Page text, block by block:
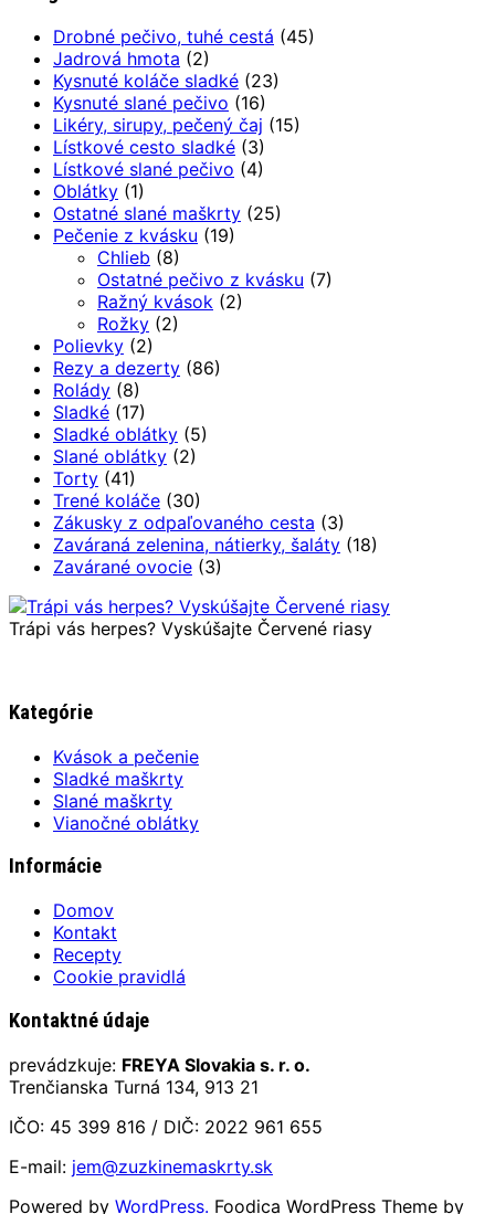
Drobné pečivo, tuhé cestá (45)
Jadrová hmota (2)
Kysnuté koláče sladké (23)
Kysnuté slané pečivo (16)
Likéry, sirupy, pečený čaj (15)
Lístkové cesto sladké (3)
Lístkové slané pečivo (4)
Oblátky (1)
Ostatné slané maškrty (25)
Pečenie z kvásku (19)
Chlieb (8)
Ostatné pečivo z kvásku (7)
Ražný kvások (2)
Rožky (2)
Polievky (2)
Rezy a dezerty (86)
Rolády (8)
Sladké (17)
Sladké oblátky (5)
Slané oblátky (2)
Torty (41)
Trené koláče (30)
Zákusky z odpaľovaného cesta (3)
Zaváraná zelenina, nátierky, šaláty (18)
Zavárané ovocie (3)
Trápi vás herpes? Vyskúšajte Červené riasy
Kategórie
Kvások a pečenie
Sladké maškrty
Slané maškrty
Vianočné oblátky
Informácie
Domov
Kontakt
Recepty
Cookie pravidlá
Kontaktné údaje
prevádzkuje: FREYA Slovakia s. r. o.
Trenčianska Turná 134, 913 21
IČO: 45 399 816 / DIČ: 2022 961 655
E-mail: jem@zuzkinemaskrty.sk
Powered by WordPress. Foodica WordPress Theme by